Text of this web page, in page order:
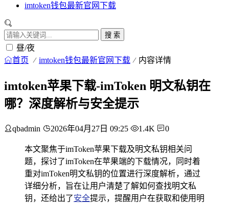
imtoken钱包最新官网下载
搜 索
昼/夜
首页 imtoken钱包最新官网下载 内容详情
imtoken苹果下载-imToken 明文私钥在
哪？深度解析与安全提示
qbadmin 2026年04月27日 09:25 1.4K 0
本文聚焦于imToken苹果下载及明文私钥相关问
题，探讨了imToken在苹果端的下载情况，同时着
重对imToken明文私钥的位置进行深度解析，通过
详细分析，旨在让用户清楚了解如何查找明文私
钥，还给出了安全提示，提醒用户在获取和使用明